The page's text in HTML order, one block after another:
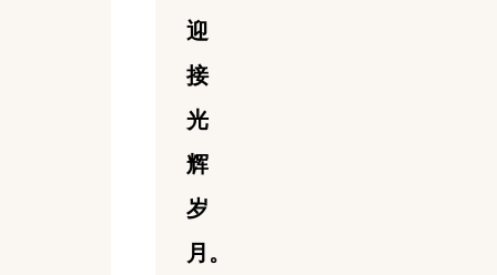
迎
接
光
辉
岁
月。